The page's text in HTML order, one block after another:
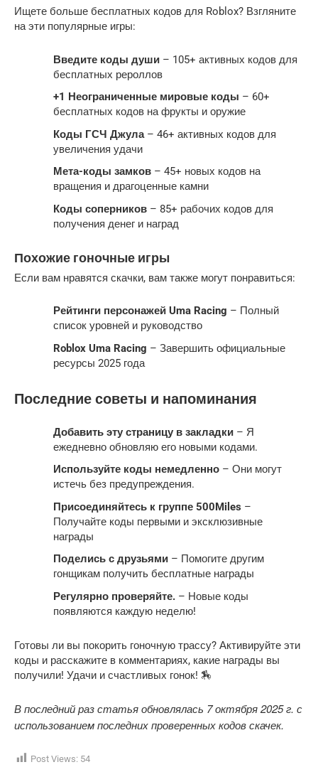
Ищете больше бесплатных кодов для Roblox? Взгляните
на эти популярные игры:
Введите коды души – 105+ активных кодов для
бесплатных рероллов
+1 Неограниченные мировые коды – 60+
бесплатных кодов на фрукты и оружие
Коды ГСЧ Джула– 46+ активных кодов для
увеличения удачи
Мета-коды замков – 45+ новых кодов на
вращения и драгоценные камни
Коды соперников – 85+ рабочих кодов для
получения денег и наград
Похожие гоночные игры
Если вам нравятся скачки, вам также могут понравиться:
Рейтинги персонажей Uma Racing – Полный
список уровней и руководство
Roblox Uma Racing – Завершить официальные
ресурсы 2025 года
Последние советы и напоминания
Добавить эту страницу в закладки – Я
ежедневно обновляю его новыми кодами.
Используйте коды немедленно – Они могут
истечь без предупреждения.
Присоединяйтесь к группе 500Miles –
Получайте коды первыми и эксклюзивные
награды
Поделись с друзьями – Помогите другим
гонщикам получить бесплатные награды
Регулярно проверяйте. – Новые коды
появляются каждую неделю!
Готовы ли вы покорить гоночную трассу? Активируйте эти
коды и расскажите в комментариях, какие награды вы
получили! Удачи и счастливых гонок! 🏇
В последний раз статья обновлялась 7 октября 2025 г. с
использованием последних проверенных кодов скачек.
Post Views: 54